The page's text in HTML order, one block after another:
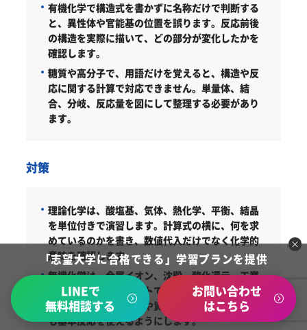
有機化学で構造式を書かずに名称だけで判断する
と、異性体や官能基の位置を誤ります。反応前後
の構造を実際に描いて、どの部分が変化したかを
確認します。
糖質や高分子で、用語だけを覚えると、構造や反
応に関する計算で対応できません。単量体、結
合、分岐、反応量を図にして整理する必要があり
ます。
対策
理論化学は、酸塩基、気体、熱化学、平衡、結晶
を単位付きで演習します。計算式の横に、何を求
めているのかを書き、数値代入だけでなく化学的
意味を確認します。
無機化学は、金属イオン、沈殿、酸化還元、工業
的製法を反応式とセットで整理します。鉄に関す
る問題のように、地域や資源と関連づけた題材で
も基本反応を使えるようにします。
「志望大学に合格できる」学習プランを提供
LINEで
無料相談する
お問い合わせ
はこちら